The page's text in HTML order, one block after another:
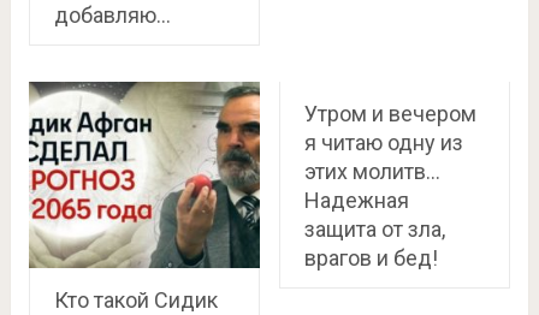
добавляю…
Кто такой Сидик
Утром и вечером
я читаю одну из
этих молитв…
Надежная
защита от зла,
врагов и бед!